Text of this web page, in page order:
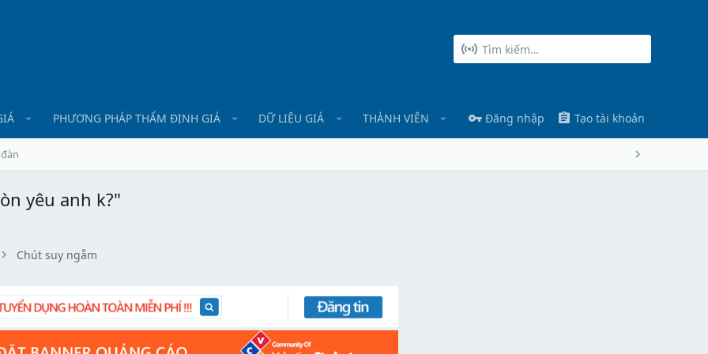
PHƯƠNG PHÁP THẨM ĐỊNH GIÁ DỮ LIỆU GIÁ THÀNH VIÊN Đăng nhập Tạo tài khoản
yêu anh k?"
Chút suy ngẫm